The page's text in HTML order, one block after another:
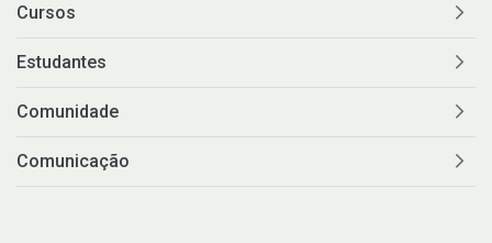
Cursos
Estudantes
Comunidade
Comunicação